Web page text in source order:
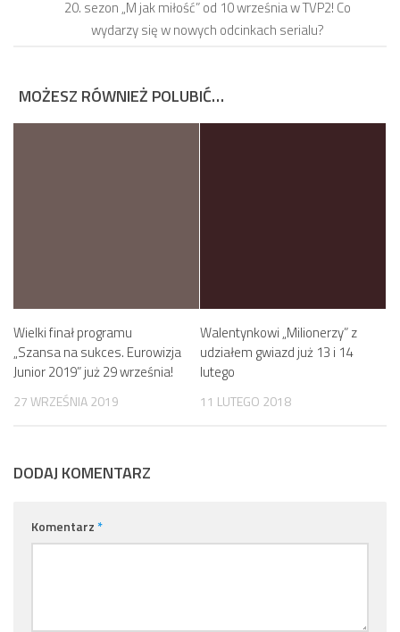
20. sezon „M jak miłość” od 10 września w TVP2! Co
wydarzy się w nowych odcinkach serialu?
MOŻESZ RÓWNIEŻ POLUBIĆ…
Wielki finał programu
„Szansa na sukces. Eurowizja
Junior 2019” już 29 września!
27 WRZEŚNIA 2019
Walentynkowi „Milionerzy” z
udziałem gwiazd już 13 i 14
lutego
11 LUTEGO 2018
DODAJ KOMENTARZ
Komentarz*